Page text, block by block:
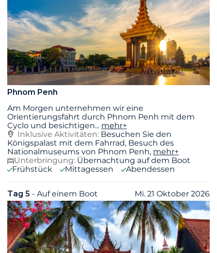
Phnom Penh
Am Morgen unternehmen wir eine
Orientierungsfahrt durch Phnom Penh mit dem
Cyclo und besichtigen... mehr+
Inklusive Aktivitäten: Besuchen Sie den
Königspalast mit dem Fahrrad, Besuch des
Nationalmuseums von Phnom Penh, mehr+
Unterbringung: Übernachtung auf dem Boot
Frühstück
Mittagessen Abendessen
Tag 5 - Auf einem Boot Mi. 21 Oktober 2026